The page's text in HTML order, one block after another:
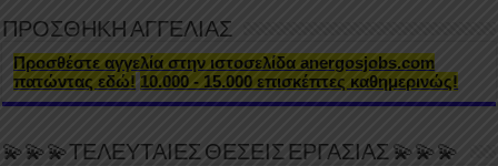
ΠΡΟΣΘΗΚΗ ΑΓΓΕΛΙΑΣ
Προσθέστε αγγελία στην ιστοσελίδα anergosjobs.com
πατώντας εδώ! 10.000 - 15.000 επισκέπτες καθημερινώς!
💫💫💫ΤΕΛΕΥΤΑΙΕΣ ΘΕΣΕΙΣ ΕΡΓΑΣΙΑΣ 💫💫💫